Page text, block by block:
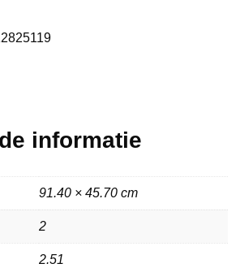
informatie
91.40 × 45.70 cm
2
2.51